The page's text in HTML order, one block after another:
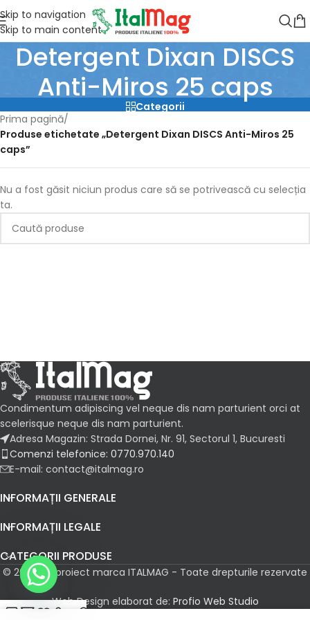
Skip to navigation
Skip to main content
Detergent Dixan DISCS
Anti-Miros 25 caps
Categorii
Prima pagină/
Produse etichetate „Detergent Dixan DISCS Anti-Miros 25
caps”
Nu a fost găsit niciun produs care să se potrivească cu selecția
ta.
Condimentum adipiscing vel neque dis nam parturient orci at
scelerisque neque dis nam parturient.
Adresa Magazin: Strada Dornei, Nr. 91, Sectorul 1, Bucuresti
Comenzi telefonice: 0770.970.140
E-mail: contact@italmag.ro
INFORMAȚII GENERALE
INFORMAȚII LEGALE
CATEGORII PRODUSE
© 2026 Un proiect marca ITALMAG - Toate drepturile rezervate
Web Design elaborat de: Profio Web Studio